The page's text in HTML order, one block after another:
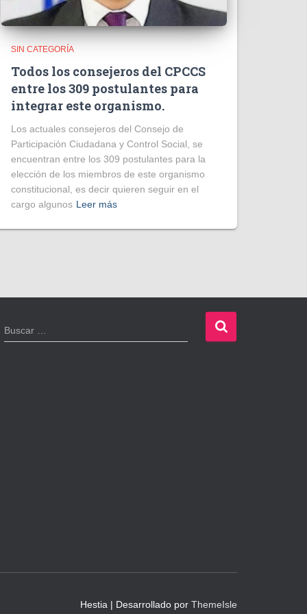
SIN CATEGORÍA
Todos los consejeros del CPCCS
entre los 309 postulantes para
integrar este organismo.
Los actuales consejeros del Consejo de
Participación Ciudadana y Control Social, se
encuentran entre los 309 postulantes para la
elección de los miembros de este organismo
constitucional, es decir quieren seguir en el
cargo algunos Leer más
B
u
Buscar …
Hestia | Desarrollado por ThemeIsle